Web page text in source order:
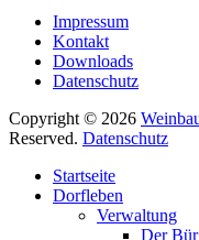
Impressum
Kontakt
Downloads
Datenschutz
Copyright © 2026
Reserved. Datenschutz
oben
scrollen
Startseite
Dorfleben
Verwaltung
Der